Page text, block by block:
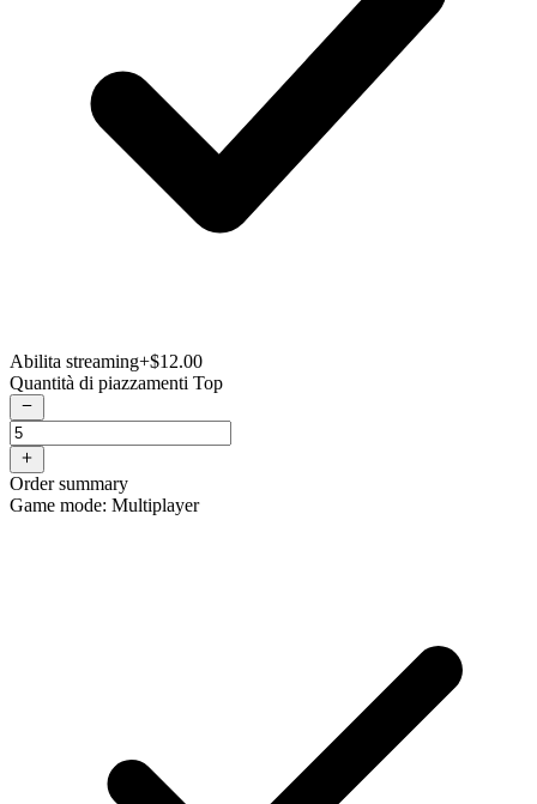
Abilita streaming+$12.00
Quantità di piazzamenti Top
Order summary
Game mode: Multiplayer